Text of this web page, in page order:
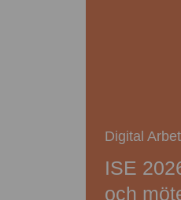
ISE
och
Digital